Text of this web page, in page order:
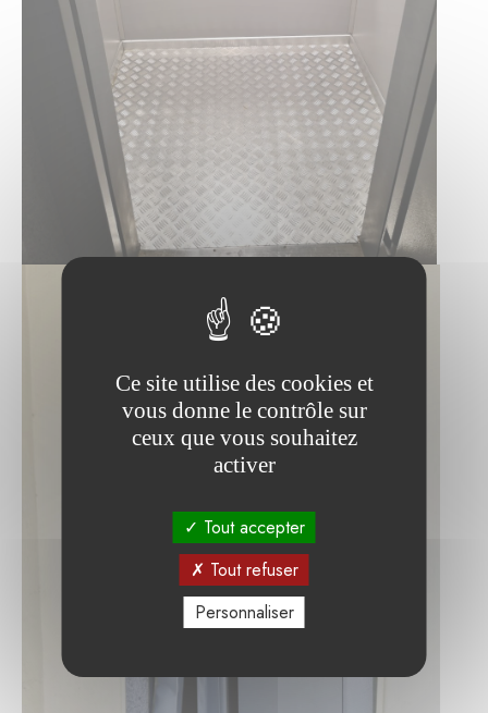
Ce site utilise des cookies et
vous donne le contrôle sur
ceux que vous souhaitez
activer
Tout accepter
Tout refuser
Personnaliser